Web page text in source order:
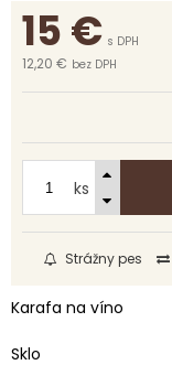
15€ s DPH
12,20 € bez DPH
ks
Strážny pes
Karafa na víno
Sklo